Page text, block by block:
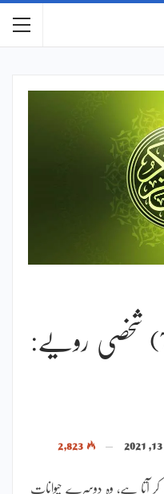
مضامین قرآن (78) شخصی رویے:
آتا ہے، وہ دوسرے حیوانات